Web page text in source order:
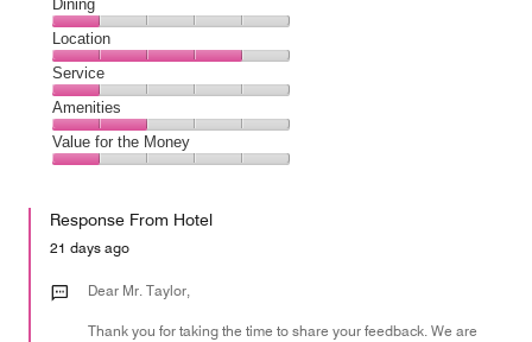
Cleanliness,
2
out
of
5
Dining
Dining,
1
out
of
5
Location
Location,
4
out
of
5
Service
Service,
1
out
Amenities
Amenities,
2
of
Value for the Money
the
Money,
out
Response From Hotel
21 days ago
Dear Mr. Taylor,
Thank you for taking the time to share your feedback. We are